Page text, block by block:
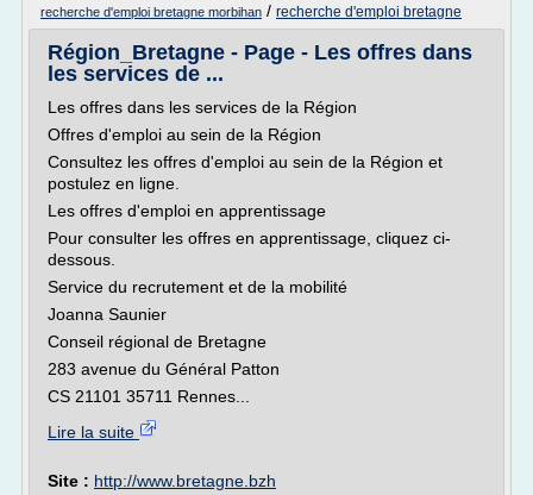
recherche d'emploi bretagne morbihan / recherche d'emploi bretagne
Région_Bretagne - Page - Les offres dans
les services de ...
Les offres dans les services de la Région
Offres d'emploi au sein de la Région
Consultez les offres d'emploi au sein de la Région et
postulez en ligne.
Les offres d'emploi en apprentissage
Pour consulter les offres en apprentissage, cliquez ci-
dessous.
Service du recrutement et de la mobilité
Joanna Saunier
Conseil régional de Bretagne
283 avenue du Général Patton
CS 21101 35711 Rennes...
Lire la suite
Site : http://www.bretagne.bzh